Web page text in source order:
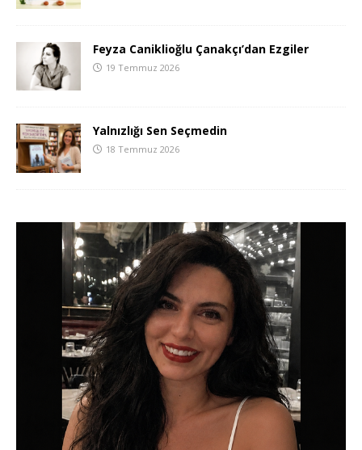
Feyza Caniklioğlu Çanakçı’dan Ezgiler
19 Temmuz 2026
Yalnızlığı Sen Seçmedin
18 Temmuz 2026